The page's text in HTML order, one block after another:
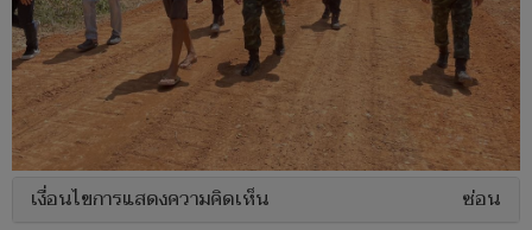
เงื่อนไขการแสดงความคิดเห็น ซ่อน